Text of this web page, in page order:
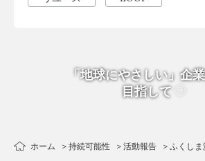
「地球にやさしい」企
目指して
ホーム 持続可能性 活動報告 ふくしま